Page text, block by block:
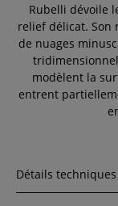
Rubelli dévoile
relief délicat. Son
de nuages
modèlent la
entrent
Détails techniques